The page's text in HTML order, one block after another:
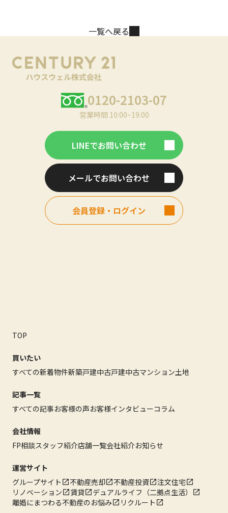
一覧へ戻る
0120-2103-07
営業時間 10:00~19:00
LINEでお問い合わせ
メールでお問い合わせ
会員登録・ログイン
TOP
買いたい
すべての新着物件新築戸建中古戸建中古マンション土地
記事一覧
すべての記事お客様の声お客様インタビューコラム
会社情報
FP相談スタッフ紹介店舗一覧会社紹介お知らせ
運営サイト
グループサイト
不動産売却 不動産投資
注文住宅
リノベーション
賃貸
デュアルライフ（二拠点生活）
離婚にまつわる不動産のお悩み
リクルート